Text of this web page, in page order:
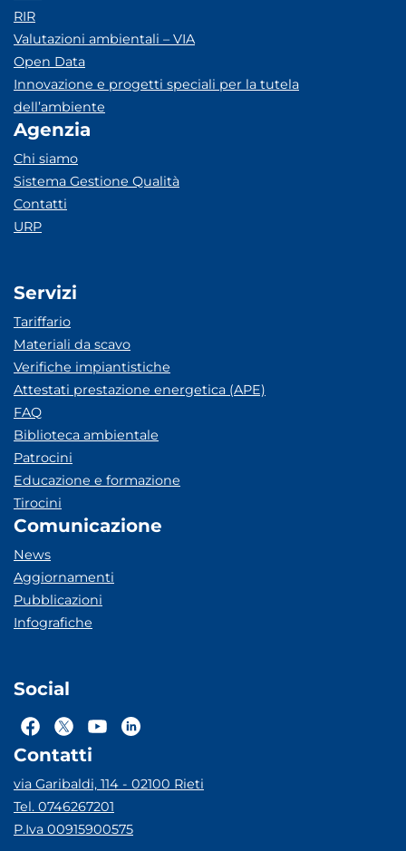
RIR
Valutazioni ambientali – VIA
Open Data
Innovazione e progetti speciali per la tutela
dell’ambiente
Agenzia
Chi siamo
Sistema Gestione Qualità
Contatti
URP
Servizi
Tariffario
Materiali da scavo
Verifiche impiantistiche
Attestati prestazione energetica (APE)
FAQ
Biblioteca ambientale
Patrocini
Educazione e formazione
Tirocini
Comunicazione
News
Aggiornamenti
Pubblicazioni
Infografiche
Social
Contatti
via Garibaldi, 114 - 02100 Rieti
Tel. 0746267201
P.Iva 00915900575